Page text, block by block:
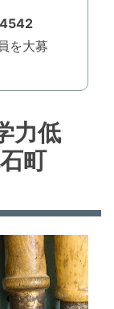
4542
を大募
力低
町